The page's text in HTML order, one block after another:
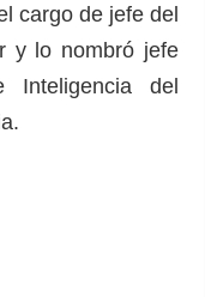
cargo de jefe del
y lo nombró jefe
Inteligencia del